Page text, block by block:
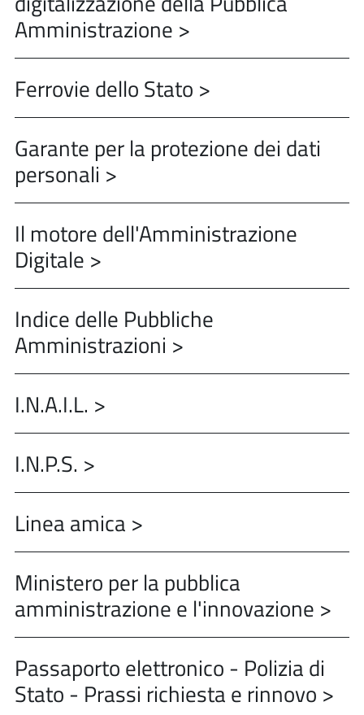
Amministrazione >
Ferrovie dello Stato >
Garante per la protezione dei dati
personali >
Il motore dell'Amministrazione
Digitale >
Indice delle Pubbliche
Amministrazioni >
I.N.A.I.L. >
I.N.P.S. >
Linea amica >
Ministero per la pubblica
amministrazione e l'innovazione >
Passaporto elettronico - Polizia di
Stato - Prassi richiesta e rinnovo >